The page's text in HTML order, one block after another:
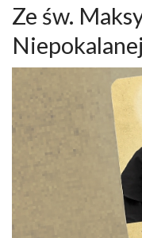
Ze św.
Niepokalanej